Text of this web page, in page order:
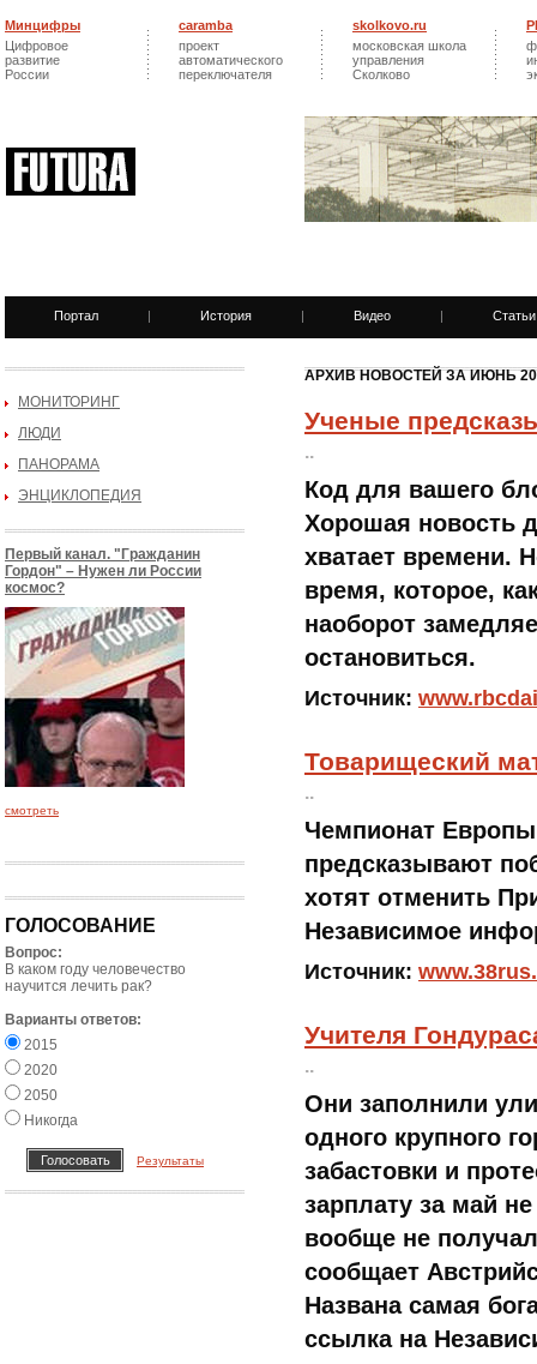
Минцифры
Цифровое
развитие
России
caramba
проект
автоматического
переключателя
skolkovo.ru
московская школа
управления
Сколково
Портал | История | Видео | Статьи
МОНИТОРИНГ
ЛЮДИ
ПАНОРАМА
ЭНЦИКЛОПЕДИЯ
Первый канал. "Гражданин
Гордон" – Нужен ли России
космос?
смотреть
ГОЛОСОВАНИЕ
Вопрос:
В каком году человечество
научится лечить рак?
Варианты ответов:
2015
2020
2050
Никогда
Результаты
АРХИВ НОВОСТЕЙ ЗА ИЮНЬ
Ученые
..
Код для вашего
Хорошая новость
хватает времени.
время, которое,
наоборот
остановиться.
Источник:
Товарищеский
..
Чемпионат
предсказывают
хотят отменить
Независимое
Источник:
Учителя
..
Они заполнили
одного крупного
забастовки и
зарплату за май
вообще не
сообщает
Названа самая
ссылка на